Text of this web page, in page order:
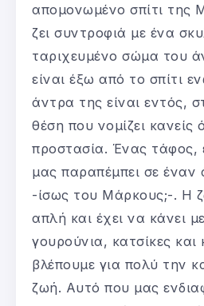
απομονωμένο σπίτι της
ζει συντροφιά με ένα
ταριχευμένο σώμα του
είναι έξω από το σπίτι
άντρα της είναι εντός,
θέση που νομίζει κανείς
προστασία. Ένας τάφος,
μας παραπέμπει σε
-ίσως του Μάρκους;-. Η
απλή και έχει να κάνει
γουρούνια, κατσίκες και
βλέπουμε για πολύ την
ζωή. Αυτό που μας